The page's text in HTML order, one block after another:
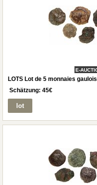
E-
LOTS Lot de 5 monnaies
Schätzung: 45€
lot